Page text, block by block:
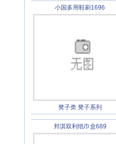
小国多用鞋刷1696
凳子类 凳子系列
邦淇双利纸巾盒689